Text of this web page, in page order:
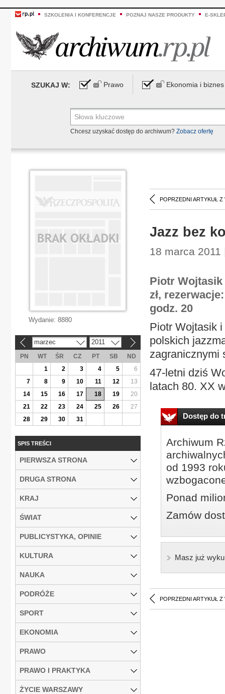
SZKOLENIA I KONFERENCJE POZNAJ NASZE PRODUKTY E-
SZUKAJ W: Prawo Ekonomia i biznes
Chcesz uzyskać dostęp do archiwum? Zobacz ofertę
POPRZEDNI ARTYKUŁ Z
Jazz bez
18 marca
Piotr Wojtasik
zł,
godz. 20
Piotr Wojtasik
polskich
zagranicznymi
47-letni dziś
latach 80. XX
Dostęp do
Archiwum
od 1993
Ponad
Zamów
Masz już
POPRZEDNI ARTYKUŁ Z
Wydanie: 8880
marzec 2011
PN WT ŚR CZ PT SB
ND
1
2 3 4 5
6
7
8 9 10 11 12
13
14
15 16 17 18 19
20
21
22 23 24 25 26
27
28
29 30 31
SPIS TREŚCI
PIERWSZA STRONA
DRUGA STRONA
KRAJ
ŚWIAT
PUBLICYSTYKA, OPINIE
KULTURA
NAUKA
PODRÓŻE
SPORT
EKONOMIA
PRAWO
PRAWO I PRAKTYKA
ŻYCIE WARSZAWY